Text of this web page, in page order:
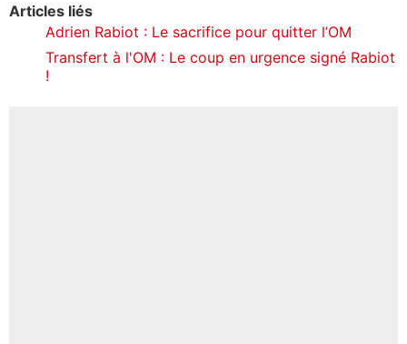
Articles liés
Adrien Rabiot : Le sacrifice pour quitter l’OM
Transfert à l'OM : Le coup en urgence signé Rabiot
!